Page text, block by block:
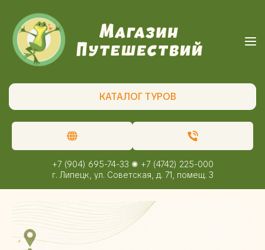
КАТАЛОГ ТУРОВ
+7 (904) 695-74-33 ✺ +7 (4742) 225-000
г. Липецк, ул. Советская, д. 71, помещ. 3